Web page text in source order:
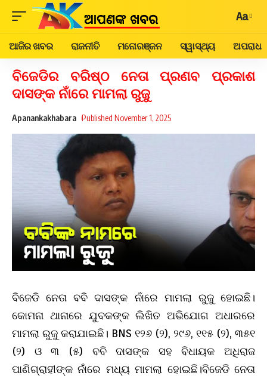
Aa
ଆଜିର ଖବର ରାଜନୀତି ମନୋରଞ୍ଜନ ସ୍ୱାସ୍ଥ୍ୟ ଅପରାଧ
ବିଜେଡିର ବରିଷ୍ଠ ନେତା ପ୍ରଣବ ପ୍ରକାଶ
ଦାସଙ୍କ ନାଁରେ ମାମଲା ରୁଜୁ
Apanankakhabara Published November 1, 2025
ବିଜେଡି ନେତା ବବି ଦାସଙ୍କ ନାଁରେ ମାମଲା ରୁଜୁ ହୋଇଛି।
କୋମନା ଥାନାରେ ଯୁବକଙ୍କ ଲିଖିତ ଅଭିଯୋଗ ଅଧାରରେ
ମାମଲା ରୁଜୁ କରାଯାଇଛି। BNS ୧୨୬ (୨), ୨୯୬, ୧୧୫ (୨), ୩୫୧
(୨) ଓ ୩ (୫) ବବି ଦାସଙ୍କ ସହ ବିଧାୟକ ଅଧିରାଜ
ପାଣିଗ୍ରାହୀଙ୍କ ନାଁରେ ମଧ୍ୟ ମାମଲା ହୋଇଛି।ବିଜେଡି ନେତା